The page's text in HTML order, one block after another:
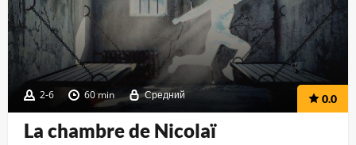
2-6 60 min Средний 0.0
La chambre de Nicolaï